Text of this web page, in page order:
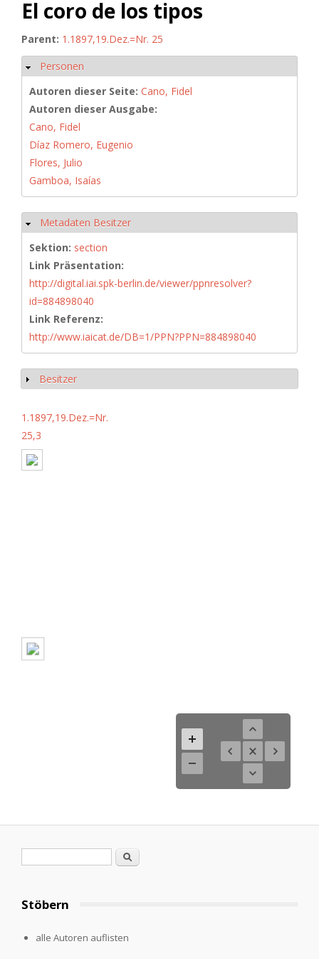
El coro de los tipos
Parent: 1.1897,19.Dez.=Nr. 25
Ausblenden
Personen
Autoren dieser Seite: Cano, Fidel
Autoren dieser Ausgabe:
Cano, Fidel
Díaz Romero, Eugenio
Flores, Julio
Gamboa, Isaías
Ausblenden
Metadaten Besitzer
Sektion: section
Link Präsentation:
http://digital.iai.spk-berlin.de/viewer/ppnresolver?
id=884898040
Link Referenz:
http://www.iaicat.de/DB=1/PPN?PPN=884898040
Anzeigen
Besitzer
1.1897,19.Dez.=Nr.
25,3
Suche
Stöbern
alle Autoren auflisten